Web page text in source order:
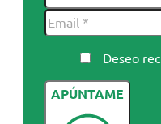
Deseo
APÚNTAME